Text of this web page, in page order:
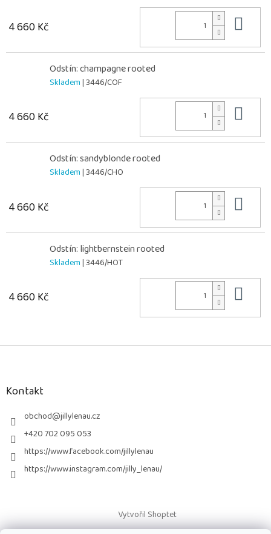
4 660 Kč
Odstín: champagne rooted
Skladem| 3446/COF
4 660 Kč
Odstín: sandyblonde rooted
Skladem| 3446/CHO
4 660 Kč
Odstín: lightbernstein rooted
Skladem| 3446/HOT
4 660 Kč
Z
Kontakt
obchod@jillylenau.cz
+420 702 095 053
https://www.facebook.com/jillylenau
https://www.instagram.com/jilly_lenau/
Vytvořil Shoptet